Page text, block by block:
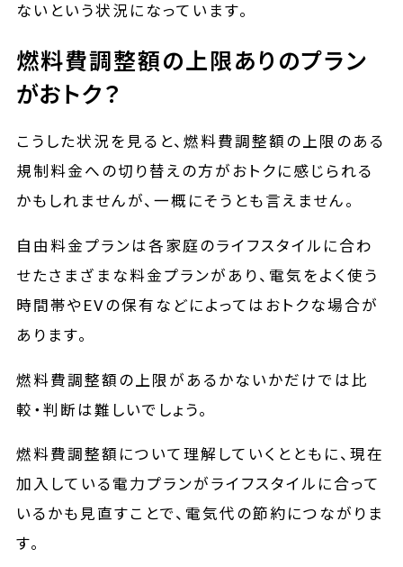
ないという状況になっています。
燃料費調整額の上限ありのプラン
がおトク？
こうした状況を見ると、燃料費調整額の上限のある
規制料金への切り替えの方がおトクに感じられる
かもしれませんが、一概にそうとも言えません。
自由料金プランは各家庭のライフスタイルに合わ
せたさまざまな料金プランがあり、電気をよく使う
時間帯やEVの保有などによってはおトクな場合が
あります。
燃料費調整額の上限があるかないかだけでは比
較・判断は難しいでしょう。
燃料費調整額について理解していくとともに、現在
加入している電力プランがライフスタイルに合って
いるかも見直すことで、電気代の節約につながりま
す。